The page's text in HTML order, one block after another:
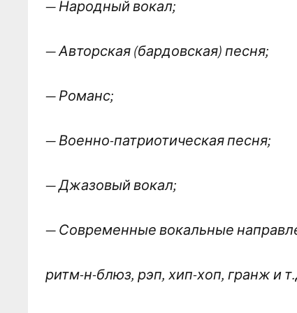
— Народный вокал;
— Авторская (бардовская) песня​;
— Романс​;
— Военно-патриотическая песня;
— Джазовый вокал;
— Современные вокальные
ритм-н-блюз, рэп, хип-хоп, гранж и